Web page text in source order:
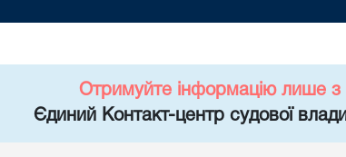
Отримуйте інформацію лише з
Єдиний Контакт-центр судової